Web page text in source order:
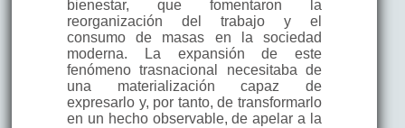
bienestar, que fomentaron la
reorganización del trabajo y el
consumo de masas en la sociedad
moderna. La expansión de este
fenómeno trasnacional necesitaba de
una materialización capaz de
expresarlo y, por tanto, de transformarlo
en un hecho observable, de apelar a la